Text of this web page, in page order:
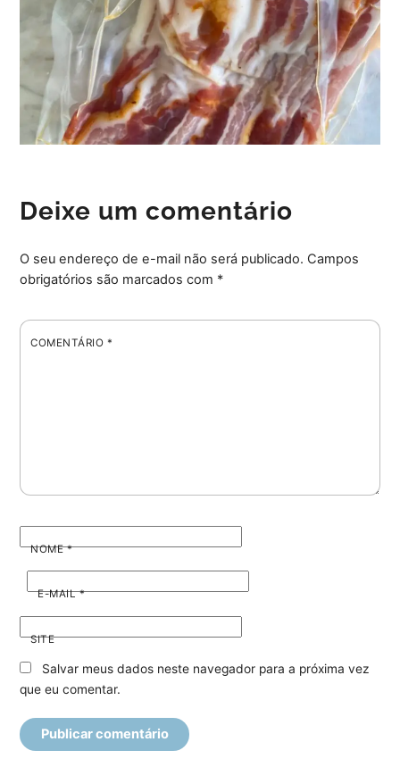
Deixe um comentário
O seu endereço de e-mail não será publicado. Campos
obrigatórios são marcados com *
COMENTÁRIO *
NOME*
E-MAIL*
SITE
Salvar meus dados neste navegador para a próxima vez
que eu comentar.